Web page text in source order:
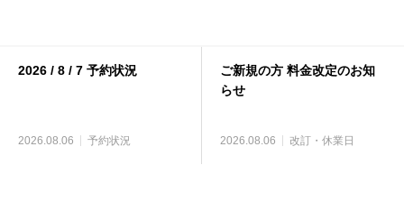
2026 / 8 / 7 予約状況
2026.08.06 予約状況
ご新規の方 料金改定のお知
らせ
2026.08.06 改訂・休業日